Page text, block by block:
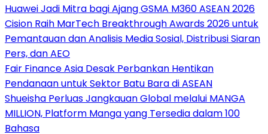
Huawei Jadi Mitra bagi Ajang GSMA M360 ASEAN 2026
Cision Raih MarTech Breakthrough Awards 2026 untuk
Pemantauan dan Analisis Media Sosial, Distribusi Siaran
Pers, dan AEO
Fair Finance Asia Desak Perbankan Hentikan
Pendanaan untuk Sektor Batu Bara di ASEAN
Shueisha Perluas Jangkauan Global melalui MANGA
MILLION, Platform Manga yang Tersedia dalam 100
Bahasa